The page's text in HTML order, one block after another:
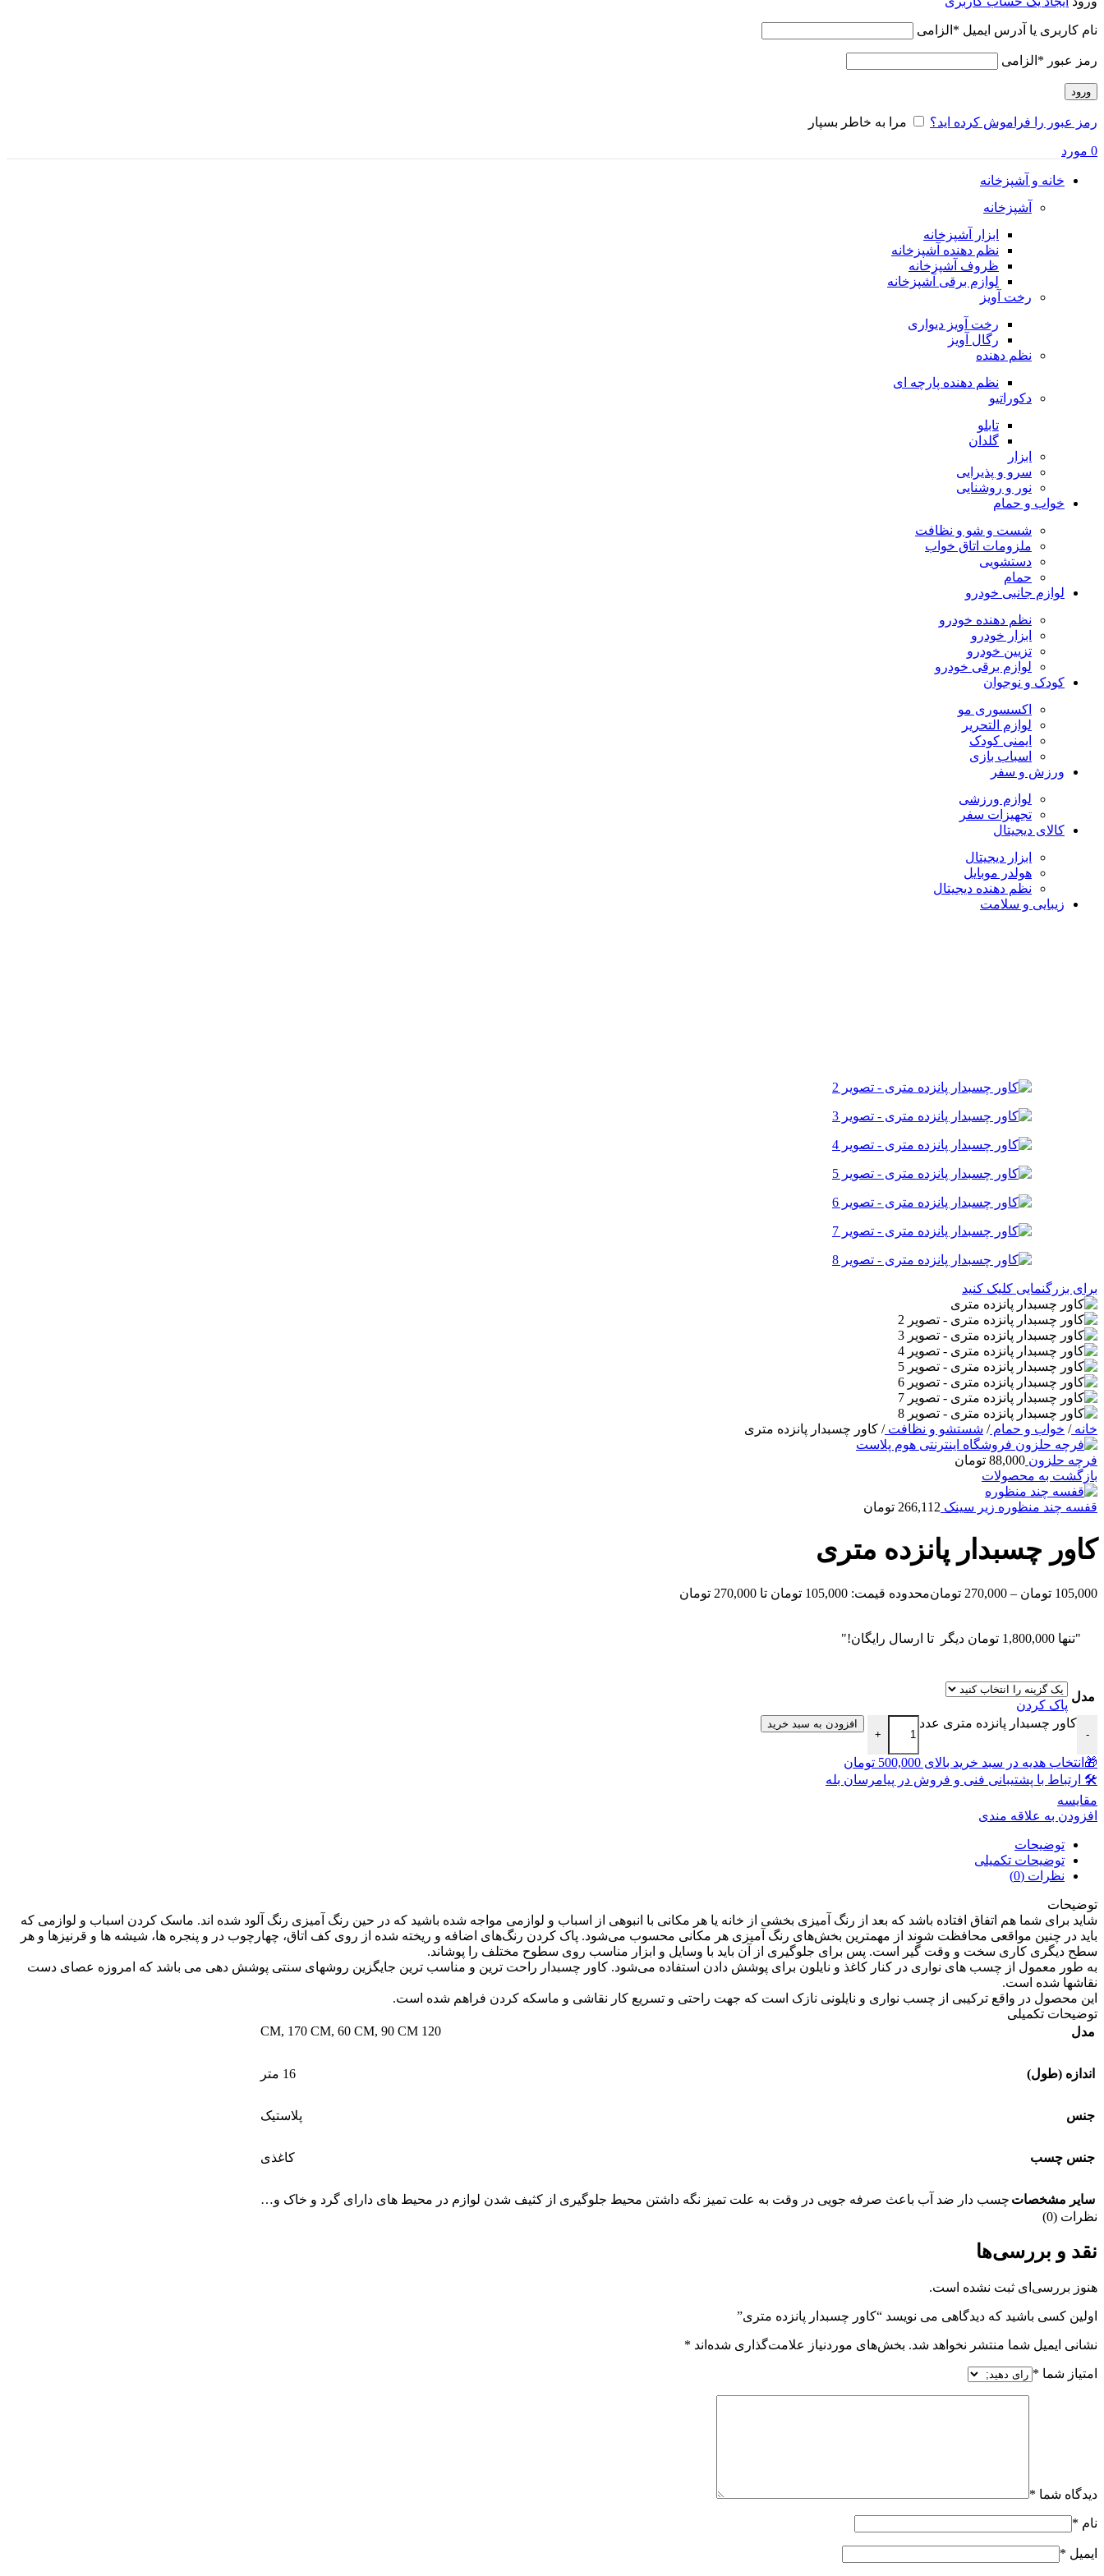
نام کاربری یا آدرس ایمیل * الزامی
رمز عبور * الزامی
ورود
رمز عبور را فراموش کرده اید؟ مرا به خاطر بسپار
0 مورد
خانه و آشپزخانه
آشپزخانه
ابزار آشپزخانه
نظم دهنده آشپزخانه
ظروف آشپزخانه
لوازم برقی آشپزخانه
رخت آویز
رخت آویز دیواری
رگال آویز
نظم دهنده
نظم دهنده پارچه ای
دکوراتیو
تابلو
گلدان
ابزار
سرو و پذیرایی
نور و روشنایی
خواب و حمام
شست و شو و نظافت
ملزومات اتاق خواب
دستشویی
حمام
لوازم جانبی خودرو
نظم دهنده خودرو
ابزار خودرو
تزیین خودرو
لوازم برقی خودرو
کودک و نوجوان
اکسسوری مو
لوازم التحریر
ایمنی کودک
اسباب بازی
ورزش و سفر
لوازم ورزشی
تجهیزات سفر
کالای دیجیتال
ابزار دیجیتال
هولدر موبایل
نظم دهنده دیجیتال
زیبایی و سلامت
برای بزرگنمایی کلیک کنید
خانه/ خواب و حمام/ شستشو و نظافت/ کاور چسبدار پانزده متری
فرچه حلزون 88,000 تومان
بازگشت به محصولات
قفسه چند منظوره زیر سینک 266,112 تومان
کاور چسبدار پانزده متری
105,000 تومان –
270,000 تومانمحدوده قیمت: 105,000 تومان تا 270,000 تومان
"تنها 1,800,000 تومان دیگر تا ارسال رایگان!"
مدل
پاک کردن
-
کاور چسبدار پانزده متری عدد
+
افزودن به سبد خرید
🎁انتخاب هدیه در سبد خرید بالای 500,000 تومان
🛠 ارتباط با پشتیبانی فنی و فروش در پیامرسان بله
مقايسه
افزودن به علاقه مندی
توضیحات
توضیحات تکمیلی
نظرات (0)
توضیحات
شاید برای شما هم اتفاق افتاده باشد که بعد از رنگ آمیزی بخشی از خانه یا هر مکانی با انبوهی از اسباب و لوازمی مواجه شده باشید که در حین رنگ آمیزی رنگ آلود شده اند. ماسک کردن اسباب و لوازمی که
باید در چنین مواقعی محافظت شوند از مهمترین بخش‌های رنگ آمیزی هر مکانی محسوب می‌شود. پاک کردن رنگ‌های اضافه و ریخته شده از روی کف اتاق، چهارچوب در و پنجره ها، شیشه ها و قرنیزها و هر
سطح دیگری کاری سخت و وقت گیر است. پس برای جلوگیری از آن باید با وسایل و ابزار مناسب روی سطوح مختلف را پوشاند.
به طور معمول از چسب های نواری در کنار کاغذ و نایلون برای پوشش دادن استفاده می‌شود. کاور چسبدار راحت ترین و مناسب ترین جایگزین روشهای سنتی پوشش دهی می باشد که امروزه عصای دست
نقاشها شده است.
این محصول در واقع ترکیبی از چسب نواری و نایلونی نازک است که جهت راحتی و تسریع کار نقاشی و ماسکه کردن فراهم شده است.
توضیحات تکمیلی
مدل
120 CM
, 170 CM, 60 CM, 90 CM
اندازه (طول) 16 متر
جنس پلاستیک
جنس چسب کاغذی
سایر مشخصات چسب دار ضد آب باعث صرفه جویی در وقت به علت تمیز نگه داشتن محیط جلوگیری از کثیف شدن لوازم در محیط های دارای گرد و خاک و…
نظرات (0)
نقد و بررسی‌ها
هنوز بررسی‌ای ثبت نشده است.
اولین کسی باشید که دیدگاهی می نویسد “کاور چسبدار پانزده متری”
نشانی ایمیل شما منتشر نخواهد شد. بخش‌های موردنیاز علامت‌گذاری شده‌اند *
امتیاز شما *
دیدگاه شما *
نام *
ایمیل *